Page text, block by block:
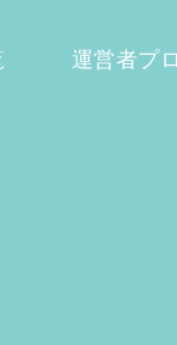
運営者プ